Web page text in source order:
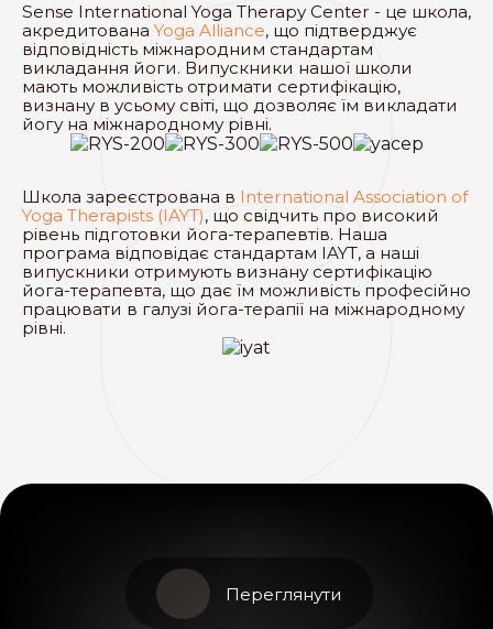
Sense International Yoga Therapy Center - це школа,
акредитованаYoga Alliance, що підтверджує
відповідність міжнародним стандартам
викладання йоги. Випускники нашої школи
мають можливість отримати сертифікацію,
визнану в усьому світі, що дозволяє їм викладати
йогу на міжнародному рівні.
Школа зареєстрована в International Association of
Yoga Therapists (IAYT), що свідчить про високий
рівень підготовки йога-терапевтів. Наша
програма відповідає стандартам IAYT, а наші
випускники отримують визнану сертифікацію
йога-терапевта, що дає їм можливість професійно
працювати в галузі йога-терапії на міжнародному
рівні.
Переглянути